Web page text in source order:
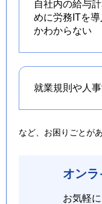
自社内の給与
めに労務ITを
かわからない
就業規則や人
など、お困りごとが
オンラ
お気軽